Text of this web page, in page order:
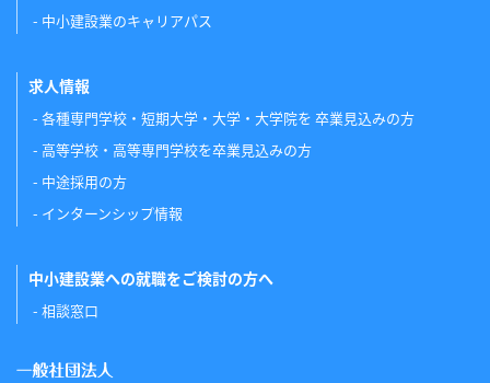
中小建設業のキャリアパス
求人情報
各種専門学校・短期大学・大学・大学院を 卒業見込みの方
高等学校・高等専門学校を卒業見込みの方
中途採用の方
インターンシップ情報
中小建設業への就職をご検討の方へ
相談窓口